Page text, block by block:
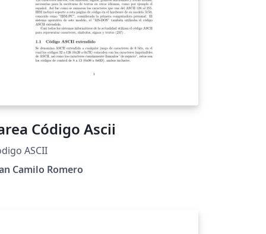
Código Ascii
ASCII
Camilo Romero